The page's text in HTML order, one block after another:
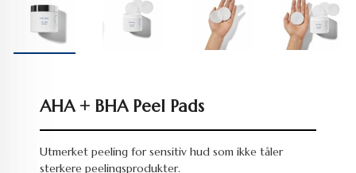
AHA + BHA Peel Pads
Utmerket peeling for sensitiv hud som ikke tåler
sterkere peelingsprodukter.